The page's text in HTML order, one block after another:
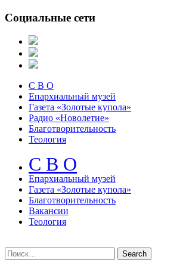
Социальные сети
С В О
Епархиальный музей
Газета «Золотые купола»
Радио «Новолетие»
Благотворительность
Теология
С В О
Епархиальный музeй
Газета «Золотые купола»
Благотворительность
Вакансии
Теология